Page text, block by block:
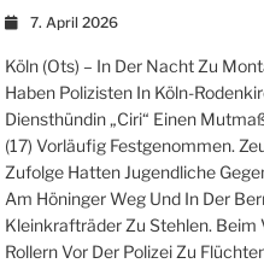
7. April 2026
Köln (ots) – In Der Nacht Zu
Haben Polizisten In Köln-
Diensthündin „Ciri“ Einen
(17) Vorläufig Festgenommen.
Zufolge Hatten Jugendliche
Am Höninger Weg Und In Der
Kleinkrafträder Zu Stehlen. Beim
Rollern Vor Der Polizei Zu